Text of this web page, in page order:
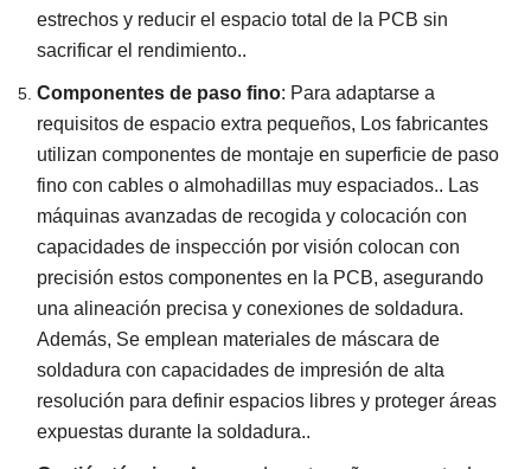
estrechos y reducir el espacio total de la PCB sin
sacrificar el rendimiento..
Componentes de paso fino: Para adaptarse a
requisitos de espacio extra pequeños, Los fabricantes
utilizan componentes de montaje en superficie de paso
fino con cables o almohadillas muy espaciados.. Las
máquinas avanzadas de recogida y colocación con
capacidades de inspección por visión colocan con
precisión estos componentes en la PCB, asegurando
una alineación precisa y conexiones de soldadura.
Además, Se emplean materiales de máscara de
soldadura con capacidades de impresión de alta
resolución para definir espacios libres y proteger áreas
expuestas durante la soldadura..